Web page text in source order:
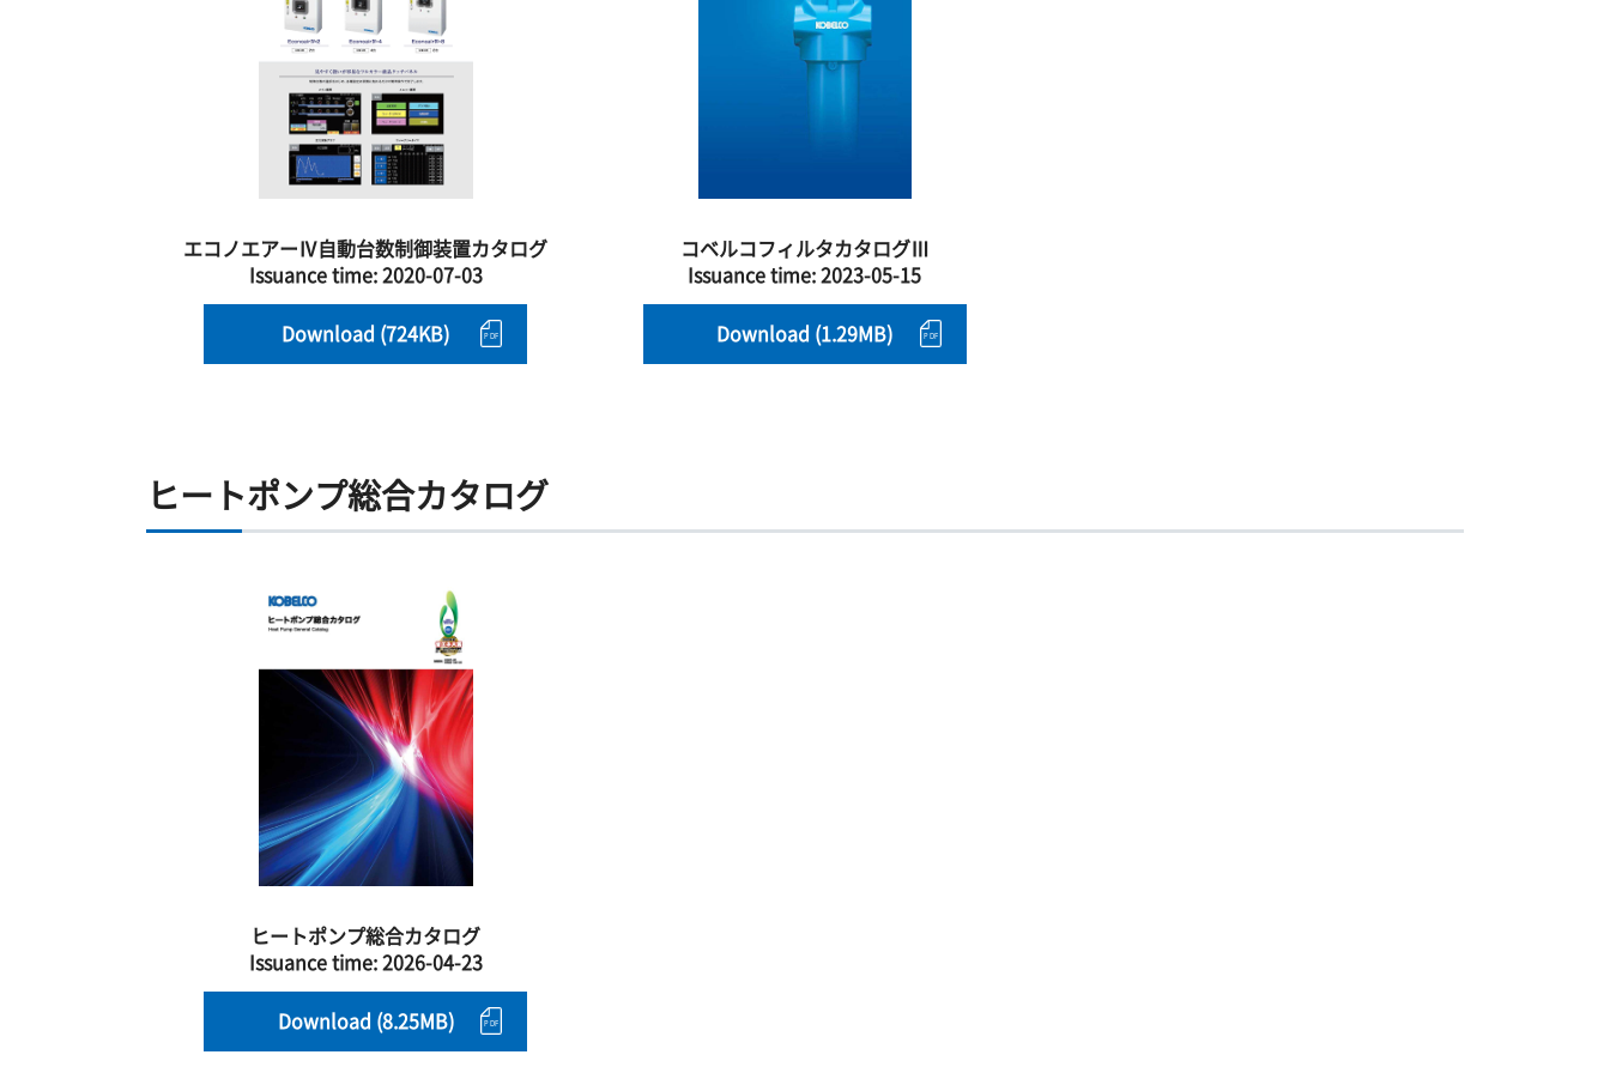
エコノエアーⅣ自動台数制御装置カタログ
Issuance time:2020-07-03
Download (724KB)
コベルコフィルタカタログⅢ
Issuance time:2023-05-15
Download (1.29MB)
ヒートポンプ総合カタログ
ヒートポンプ総合カタログ
Issuance time:2026-04-23
Download (8.25MB)